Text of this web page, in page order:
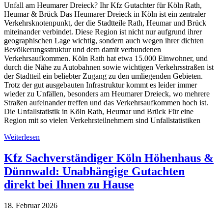
Unfall am Heumarer Dreieck? Ihr Kfz Gutachter für Köln Rath,
Heumar & Brück Das Heumarer Dreieck in Köln ist ein zentraler
Verkehrsknotenpunkt, der die Stadtteile Rath, Heumar und Brück
miteinander verbindet. Diese Region ist nicht nur aufgrund ihrer
geographischen Lage wichtig, sondern auch wegen ihrer dichten
Bevölkerungsstruktur und dem damit verbundenen
Verkehrsaufkommen. Köln Rath hat etwa 15.000 Einwohner, und
durch die Nähe zu Autobahnen sowie wichtigen Verkehrsstraßen ist
der Stadtteil ein beliebter Zugang zu den umliegenden Gebieten.
Trotz der gut ausgebauten Infrastruktur kommt es leider immer
wieder zu Unfällen, besonders am Heumarer Dreieck, wo mehrere
Straßen aufeinander treffen und das Verkehrsaufkommen hoch ist.
Die Unfallstatistik in Köln Rath, Heumar und Brück Für eine
Region mit so vielen Verkehrsteilnehmern sind Unfallstatistiken
Weiterlesen
Kfz Sachverständiger Köln Höhenhaus &
Dünnwald: Unabhängige Gutachten
direkt bei Ihnen zu Hause
18. Februar 2026